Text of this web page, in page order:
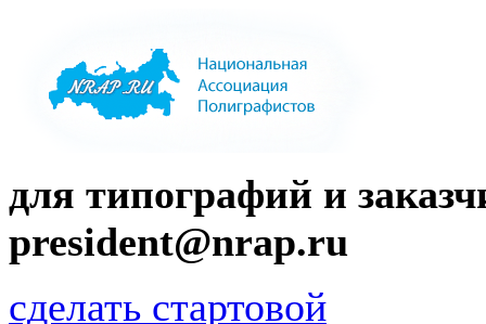
для типографий и
president@nrap.ru
сделать стартовой